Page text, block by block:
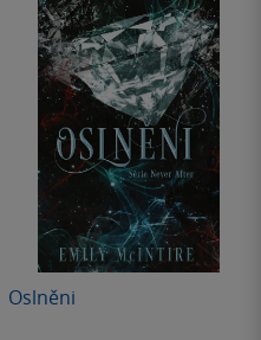
Oslněni